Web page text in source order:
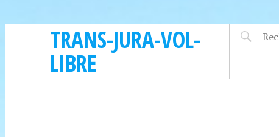
TRANS-JURA-VOL-
LIBRE